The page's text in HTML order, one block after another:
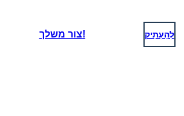
צור משלך! לְהַעְתִיק